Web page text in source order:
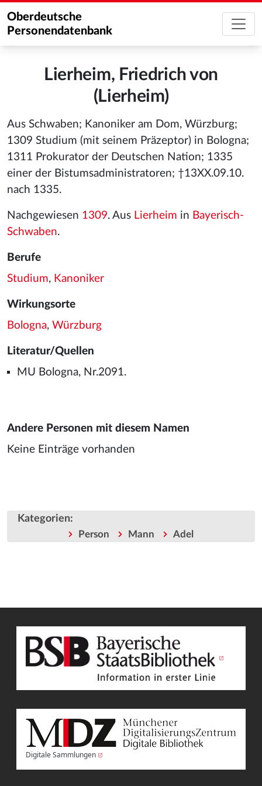
Oberdeutsche
Personendatenbank
Lierheim, Friedrich von
(Lierheim)
Aus Schwaben; Kanoniker am Dom, Würzburg;
1309 Studium (mit seinem Präzeptor) in Bologna;
1311 Prokurator der Deutschen Nation; 1335
einer der Bistumsadministratoren; †13XX.09.10.
nach 1335.
Nachgewiesen 1309. Aus Lierheim in Bayerisch-
Schwaben.
Berufe
Studium, Kanoniker
Wirkungsorte
Bologna, Würzburg
Literatur/Quellen
MU Bologna, Nr.2091.
Andere Personen mit diesem Namen
Keine Einträge vorhanden
Kategorien:
Person Mann Adel
Digitale Sammlungen